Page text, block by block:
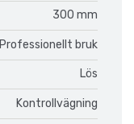
300 mm
Professionellt bruk
Lös
Kontrollvägning